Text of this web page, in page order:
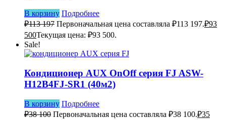
В корзину Подробнее
₽113 197 Первоначальная цена составляла ₽113 197.₽93
500Текущая цена: ₽93 500.
Sale!
Кондиционер AUX OnOff серия FJ ASW-
H12B4FJ-SR1 (40м2)
В корзину Подробнее
₽38 100 Первоначальная цена составляла ₽38 100.₽35